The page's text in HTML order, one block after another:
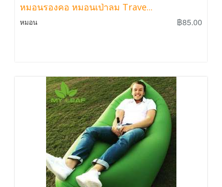
หมอนรองคอ หมอนเป่าลม Trave...
หมอน ฿85.00